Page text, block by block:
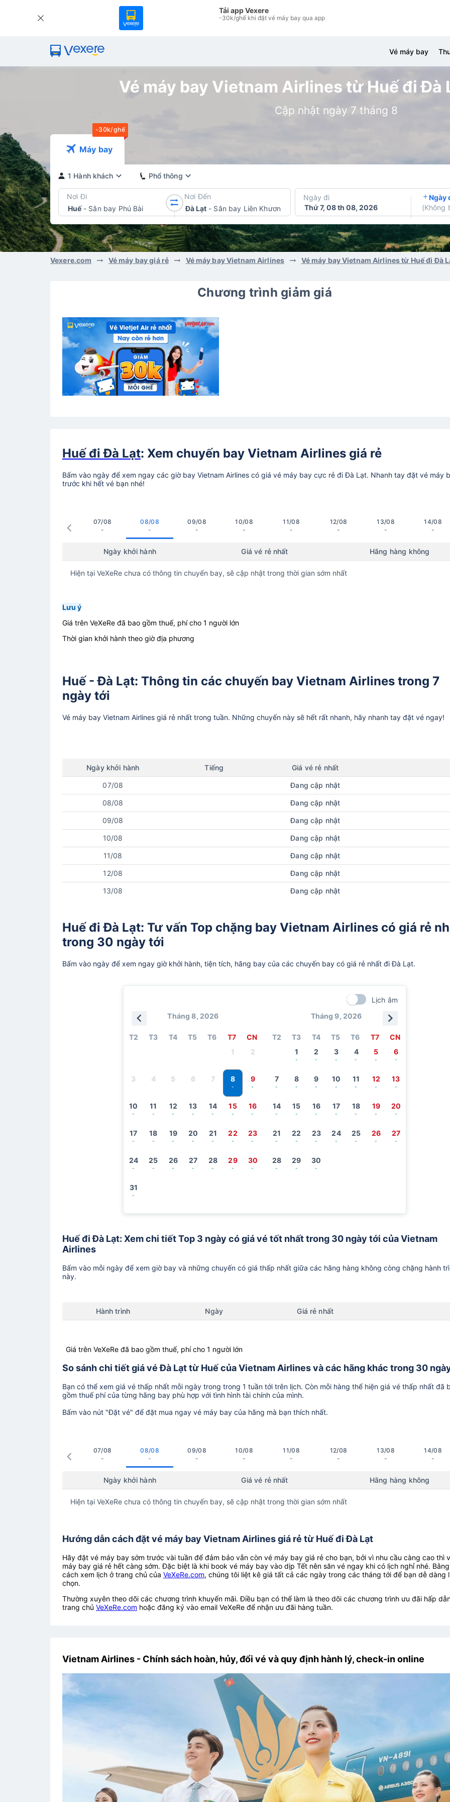
Tải app Vexere
-30k/ghế khi đặt vé máy bay qua app
Vé máy bay
Vé máy bay Vietnam Airlines từ Huế đi Đà
Cập nhật ngày 7 tháng 8
-30k/ghế
Máy bay
1 Hành khách Phổ thông
Nơi Đi
Huế - Sân bay Phú Bài
Nơi Đến
Đà Lạt - Sân bay Liên Khương
Ngày đi
Thứ 7, 08 th 08, 2026
Ngày
(Không
Vexere.com Vé máy bay giá rẻ Vé máy bay Vietnam Airlines Vé máy bay Vietnam Airlines từ Huế đi Đà
Chương trình giảm giá
Huế đi Đà Lạt: Xem chuyến bay Vietnam Airlines giá rẻ
Bấm vào ngày để xem ngay các giờ bay Vietnam Airlines có giá vé máy bay cực rẻ đi Đà Lạt. Nhanh tay đặt vé máy
trước khi hết vé bạn nhé!
07/08
-
08/08
-
09/08
-
10/08
-
11/08
-
12/08
-
13/08
-
14/08
-
Ngày khởi hành Giá vé rẻ nhất Hãng hàng không
Hiện tại VeXeRe chưa có thông tin chuyến bay, sẽ cập nhật trong thời gian sớm nhất
Lưu ý
Giá trên VeXeRe đã bao gồm thuế, phí cho 1 người lớn
Thời gian khởi hành theo giờ địa phương
Huế - Đà Lạt: Thông tin các chuyến bay Vietnam Airlines trong 7
ngày tới
Vé máy bay Vietnam Airlines giá rẻ nhất trong tuần. Những chuyến này sẽ hết rất nhanh, hãy nhanh tay đặt vé ngay!
Ngày khởi hành Tiếng Giá vé rẻ nhất
07/08 Đang cập nhật
08/08 Đang cập nhật
09/08 Đang cập nhật
10/08 Đang cập nhật
11/08 Đang cập nhật
12/08 Đang cập nhật
13/08 Đang cập nhật
Huế đi Đà Lạt: Tư vấn Top chặng bay Vietnam Airlines có giá rẻ
trong 30 ngày tới
Bấm vào ngày để xem ngay giờ khởi hành, tiện tích, hãng bay của các chuyến bay có giá rẻ nhất đi Đà Lạt.
Lịch âm
Tháng 8, 2026
T2 T3 T4 T5 T6 T7
CN
1
2
3 4 5 6 7 8
-
9
-
10
-
11
-
12
-
13
-
14
-
15
-
16
-
17
-
18
-
19
-
20
-
21
-
22
-
23
-
24
-
25
-
26
-
27
-
28
-
29
-
30
-
31
-
Tháng 9, 2026
T2 T3 T4 T5 T6 T7
CN
1
-
2
-
3
-
4
-
5
-
6
-
7
-
8
-
9
-
10
-
11
-
12
-
13
-
14
-
15
-
16
-
17
-
18
-
19
-
20
-
21
-
22
-
23
-
24
-
25
-
26
-
27
-
28
-
29
-
30
-
Huế đi Đà Lạt: Xem chi tiết Top 3 ngày có giá vé tốt nhất trong 30 ngày tới của Vietnam
Airlines
Bấm vào mỗi ngày để xem giờ bay và những chuyến có giá thấp nhất giữa các hãng hàng không còng chặng hành
này.
Hành trình Ngày Giá rẻ nhất
Giá trên VeXeRe đã bao gồm thuế, phí cho 1 người lớn
So sánh chi tiết giá vé Đà Lạt từ Huế của Vietnam Airlines và các hãng khác trong 30
Bạn có thể xem giá vé thấp nhất mỗi ngày trong trong 1 tuần tới trên lịch. Còn mỗi hàng thể hiện giá vé thấp nhất đã
gồm thuế phí của từng hãng bay phù hợp với tình hình tài chính của mình.
Bấm vào nút "Đặt vé" để đặt mua ngay vé máy bay của hãng mà bạn thích nhất.
07/08
-
08/08
-
09/08
-
10/08
-
11/08
-
12/08
-
13/08
-
14/08
-
Ngày khởi hành Giá vé rẻ nhất Hãng hàng không
Hiện tại VeXeRe chưa có thông tin chuyến bay, sẽ cập nhật trong thời gian sớm nhất
Hướng dẫn cách đặt vé máy bay Vietnam Airlines giá rẻ từ Huế đi Đà Lạt
Hãy đặt vé máy bay sớm trước vài tuần để đảm bảo vẫn còn vé máy bay giá rẻ cho bạn, bởi vì nhu cầu càng cao thì
máy bay giá rẻ hết càng sớm. Đặc biệt là khi book vé máy bay vào dịp Tết nên săn vé ngay khi có lịch nghỉ nhé. Bằng
cách xem lịch ở trang chủ của VeXeRe.com, chúng tôi liệt kê giá tất cả các ngày trong các tháng tới để bạn dễ dàng
chọn.
Thường xuyên theo dõi các chương trình khuyến mãi. Điều bạn có thể làm là theo dõi các chương trình ưu đãi hấp
trang chủ VeXeRe.com hoặc đăng ký vào email VeXeRe để nhận ưu đãi hàng tuần.
Vietnam Airlines - Chính sách hoàn, hủy, đổi vé và quy định hành lý, check-in online